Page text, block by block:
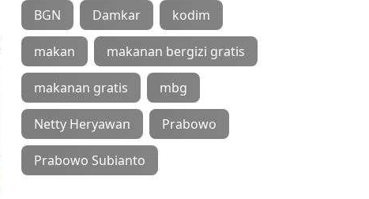
BGN Damkar kodim
makan makanan bergizi gratis
makanan gratis mbg
Netty Heryawan Prabowo
Prabowo Subianto